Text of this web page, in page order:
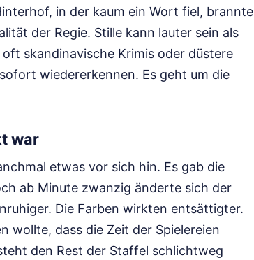
in der kaum ein Wort fiel, brannte
der Regie. Stille kann lauter sein als
skandinavische Krimis oder düstere
wiedererkennen. Es geht um die
war
etwas vor sich hin. Es gab die
ab Minute zwanzig änderte sich der
Die Farben wirkten entsättigter.
wollte, dass die Zeit der Spielereien
den Rest der Staffel schlichtweg